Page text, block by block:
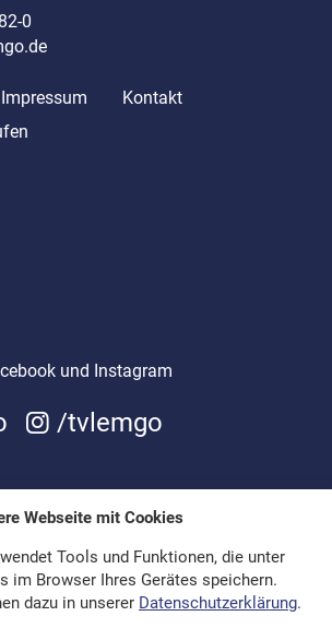
0
Impressum
Kontakt
/tvlemgo
Webseite mit Cookies
Tools und Funktionen, die unter
im Browser Ihres Gerätes speichern.
dazu in unserer Datenschutzerklärung.